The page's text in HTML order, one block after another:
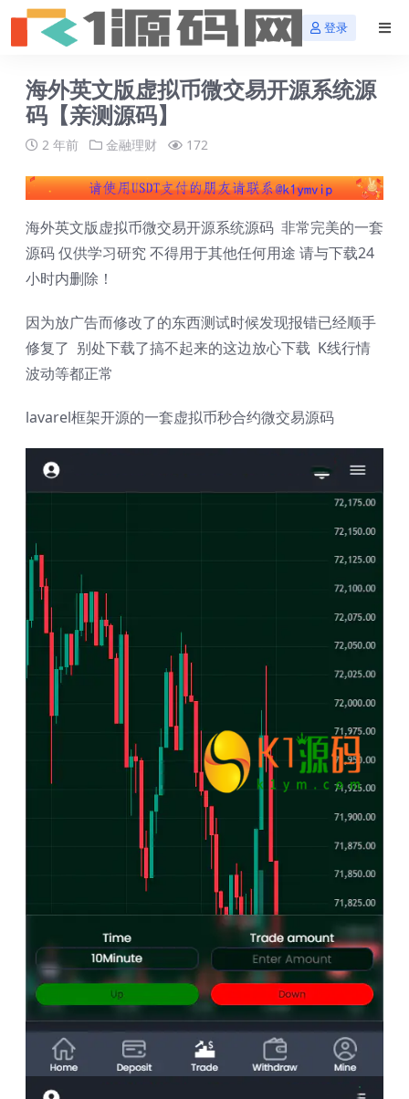
登录
海外英文版虚拟币微交易开源系统源
码【亲测源码】
2 年前 金融理财 172
海外英文版虚拟币微交易开源系统源码 非常完美的一套
源码 仅供学习研究 不得用于其他任何用途 请与下载24
小时内删除！
因为放广告而修改了的东西测试时候发现报错已经顺手
修复了 别处下载了搞不起来的这边放心下载 K线行情
波动等都正常
lavarel框架开源的一套虚拟币秒合约微交易源码